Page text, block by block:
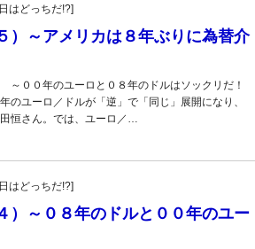
はどっちだ!?]
）～アメリカは８年ぶりに為替介
００年のユーロと０８年のドルはソックリだ！
ユーロ／ドルが「逆」で「同じ」展開になり、
恒さん。では、ユーロ／…
はどっちだ!?]
）～０８年のドルと００年のユー